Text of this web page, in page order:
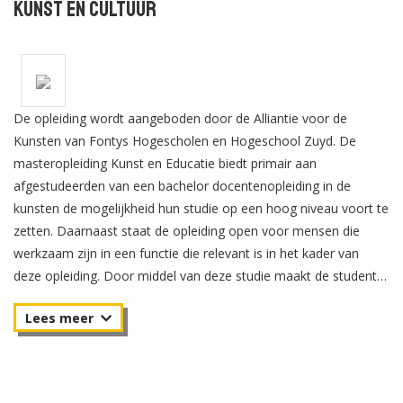
Kunst en Cultuur
De opleiding wordt aangeboden door de Alliantie voor de
Kunsten van Fontys Hogescholen en Hogeschool Zuyd. De
masteropleiding Kunst en Educatie biedt primair aan
afgestudeerden van een bachelor docentenopleiding in de
kunsten de mogelijkheid hun studie op een hoog niveau voort te
zetten. Daarnaast staat de opleiding open voor mensen die
werkzaam zijn in een functie die relevant is in het kader van
deze opleiding. Door middel van deze studie maakt de student
coördinerende functies in het onderwijs, in culturele instellingen